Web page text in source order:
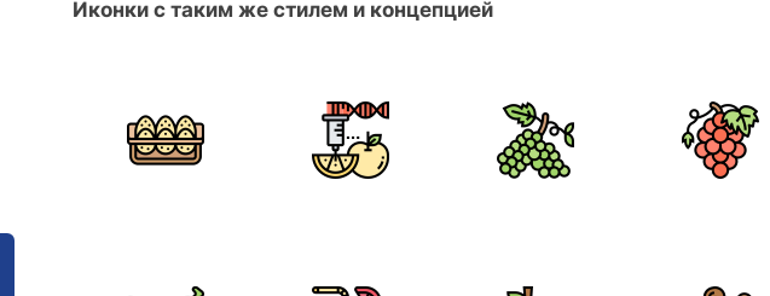
Иконки с таким же стилем и концепцией